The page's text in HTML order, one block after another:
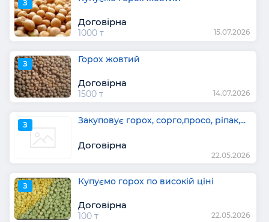
З
Договірна
1000 т 15.07.2026
З Горох жовтий
Договірна
1500 т 14.07.2026
З Закуповує горох, сорго,просо, ріпак,...
Договірна
22.05.2026
З Купуємо горох по високій ціні
Договірна
100 т 22.05.2026